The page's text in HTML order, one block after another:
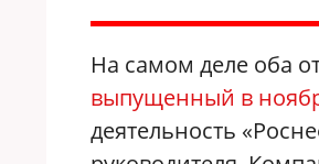
На самом деле оба
выпущенный в
деятельность